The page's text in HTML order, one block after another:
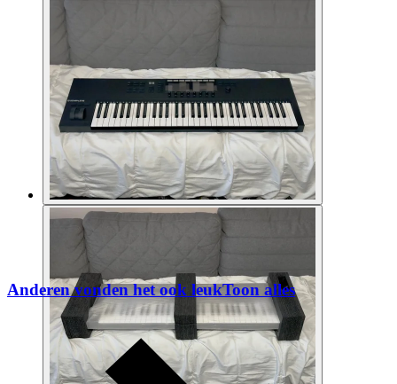
Anderen vonden het ook leukToon alles